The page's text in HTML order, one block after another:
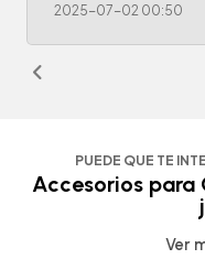
2025-07-02 00:50
PUEDE QUE TE
Accesorios para
Ver